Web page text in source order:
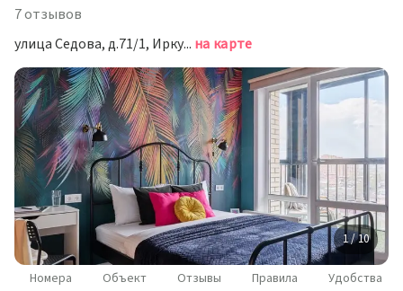
7 отзывов
улица Седова, д.71/1, Иркутск на карте
1 / 10
Номера Объект Отзывы Правила Удобства